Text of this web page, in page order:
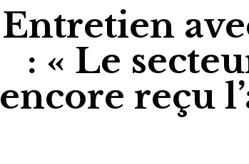
Entretien
: « Le
encore reçu